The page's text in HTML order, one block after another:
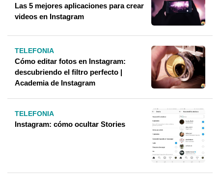
Las 5 mejores aplicaciones para crear
videos en Instagram
TELEFONIA
Cómo editar fotos en Instagram:
descubriendo el filtro perfecto |
Academia de Instagram
TELEFONIA
Instagram: cómo ocultar Stories